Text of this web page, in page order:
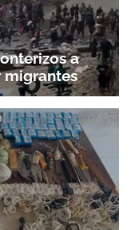
a
migrantes